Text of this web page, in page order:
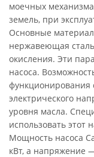
моечных
земель, при
Основные
нержавеющая
окисления. Эти
насоса.
функционирования
электрического
уровня масла.
использовать этот
Мощность насоса
кВт, а напряжение